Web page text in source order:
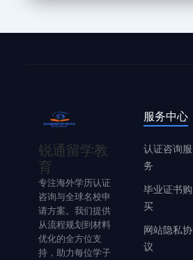
锐通留学教
育
专注海外学历认证
咨询与全球名校申
请方案。我们提供
从流程规划到材料
优化的全方位支
持，助力每位学子
服务中心
认证咨询服
务
毕业证书购
买
网站隐私协
议